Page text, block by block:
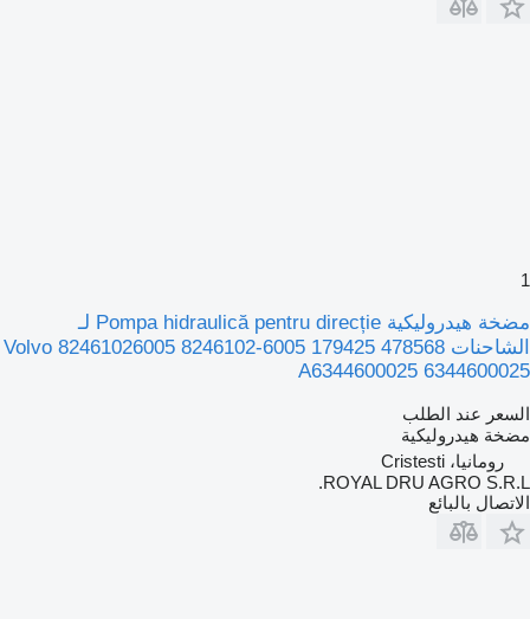
1
مضخة هيدروليكية Pompa hidraulică pentru direcție لـ
الشاحنات Volvo 82461026005 8246102-6005 179425 478568
A6344600025 6344600025
السعر عند الطلب
مضخة هيدروليكية
رومانيا، Cristesti
ROYAL DRU AGRO S.R.L.
الاتصال بالبائع